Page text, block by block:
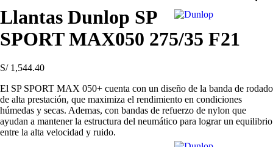
Llantas Dunlop SP
SPORT MAX050 275/35 F21
S/1,544.40
El SP SPORT MAX 050+ cuenta con un diseño de la banda de rodado
de alta prestación, que maximiza el rendimiento en condiciones
húmedas y secas. Ademas, con bandas de refuerzo de nylon que
ayudan a mantener la estructura del neumático para lograr un equilibrio
entre la alta velocidad y ruido.